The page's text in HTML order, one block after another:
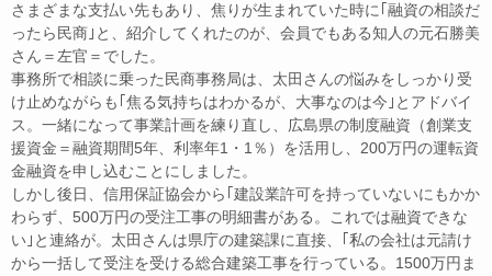
さまざまな支払い先もあり、焦りが生まれていた時に｢融資の相談だ
ったら民商｣と、紹介してくれたのが、会員でもある知人の元石勝美
さん＝左官＝でした。
事務所で相談に乗った民商事務局は、太田さんの悩みをしっかり受
け止めながらも｢焦る気持ちはわかるが、大事なのは今｣とアドバイ
ス。一緒になって事業計画を練り直し、広島県の制度融資（創業支
援資金＝融資期間5年、利率年1・1％）を活用し、200万円の運転資
金融資を申し込むことにしました。
しかし後日、信用保証協会から｢建設業許可を持っていないにもかか
わらず、500万円の受注工事の明細書がある。これでは融資できな
い｣と連絡が。太田さんは県庁の建築課に直接、｢私の会社は元請け
から一括して受注を受ける総合建築工事を行っている。1500万円ま